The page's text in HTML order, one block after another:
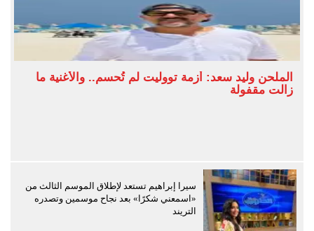
الملحن وليد سعد: أزمة تووليت لم تُحسم.. والأغنية ما
زالت مقفولة
سيرا إبراهيم تستعد لإطلاق الموسم الثالث من
«اسمعني شكرًا» بعد نجاح موسمين وتصدره
التريند